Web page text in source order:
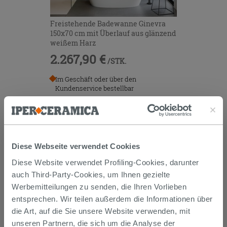
Diese Webseite verwendet Cookies
Diese Website verwendet Profiling-Cookies, darunter
auch Third-Party-Cookies, um Ihnen gezielte
Werbemitteilungen zu senden, die Ihren Vorlieben
entsprechen. Wir teilen außerdem die Informationen über
die Art, auf die Sie unsere Website verwenden, mit
unseren Partnern, die sich um die Analyse der
Freistehende Badewanne Ginevra
150x70 cm mit Überlauf aus glänzend
weißem Harz
2.267,90 € /STK.
Im Geschäft oder über den
Kundenservice bestellbar
Versand
Die Waren werden normalerweise innerhalb von 15
Werktagen ab der Auftragsbestätigung zum Versand
gebracht.
Musterstücke werden normalerweise innerhalb von